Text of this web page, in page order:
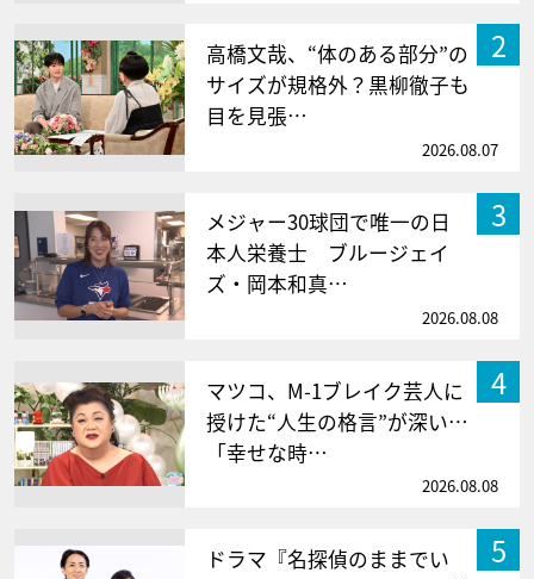
2
高橋文哉、“体のある部分”の
サイズが規格外？黒柳徹子も
目を見張…
2026.08.07
3
メジャー30球団で唯一の日
本人栄養士 ブルージェイ
ズ・岡本和真…
2026.08.08
4
マツコ、M-1ブレイク芸人に
授けた“人生の格言”が深い…
「幸せな時…
2026.08.08
5
ドラマ『名探偵のままでい